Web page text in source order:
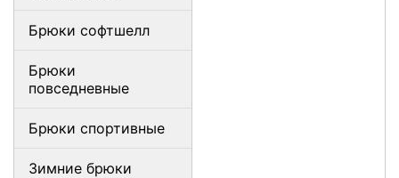
Брюки софтшелл
Брюки
повседневные
Брюки спортивные
Зимние брюки